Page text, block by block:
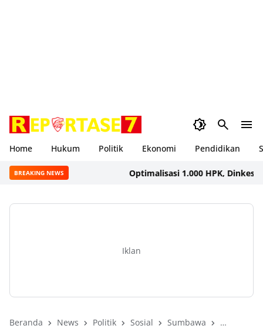
Home Hukum Politik Ekonomi Pendidikan
BREAKING NEWS Optimalisasi 1.000 HPK, Dinkes KSB
Iklan
Beranda News Politik Sosial Sumbawa Sumbawa